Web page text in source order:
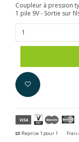
Coupleur à pression
1 pile 9V - Sortie sur
Reprise 1 pour 1 Frais